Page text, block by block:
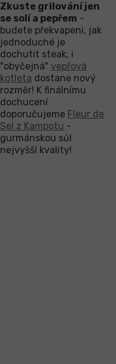
Zkuste grilování jen
se solí a pepřem -
budete překvapeni, jak
jednoduché je
dochutit steak, i
"obyčejná" vepřová
kotleta dostane nový
rozměr! K finálnímu
dochucení
doporučujeme Fleur de
Sel z Kampotu -
gurmánskou sůl
nejvyšší kvality!